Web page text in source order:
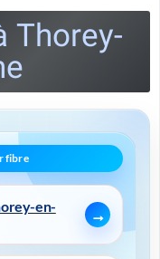
Thorey-
en-